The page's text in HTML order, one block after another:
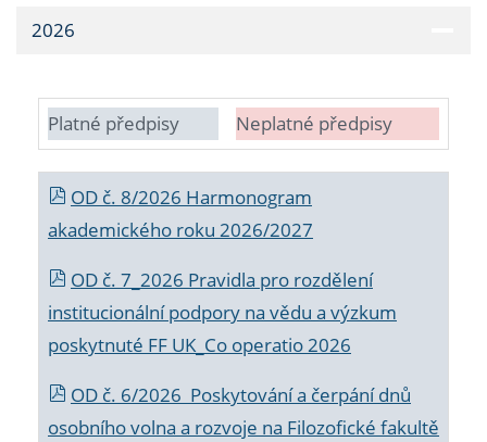
2026
Platné předpisy Neplatné předpisy
OD č. 8/2026 Harmonogram
akademického roku 2026/2027
OD č. 7_2026 Pravidla pro rozdělení
institucionální podpory na vědu a výzkum
poskytnuté FF UK_Co operatio 2026
OD č. 6/2026 Poskytování a čerpání dnů
osobního volna a rozvoje na Filozofické fakultě